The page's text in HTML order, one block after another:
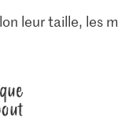
leur taille, les